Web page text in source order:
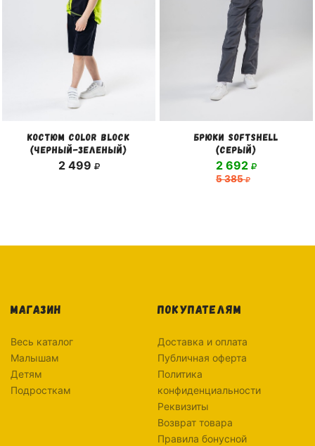
КОСТЮМ COLOR BLOCK
(ЧЕРНЫЙ-ЗЕЛЕНЫЙ)
2 499
БРЮКИ SOFTSHELL
(СЕРЫЙ)
5 385
2 692
МАГАЗИН
Весь каталог
Малышам
Детям
Подросткам
ПОКУПАТЕЛЯМ
Доставка и оплата
Публичная оферта
Политика
конфиденциальности
Реквизиты
Возврат товара
Правила бонусной